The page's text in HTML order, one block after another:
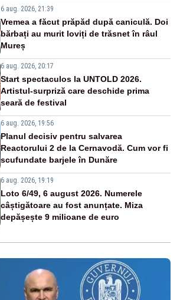
6 aug. 2026, 21:39
Vremea a făcut prăpăd după caniculă. Doi
bărbați au murit loviți de trăsnet în râul
Mureș
6 aug. 2026, 20:17
Start spectaculos la UNTOLD 2026.
Artistul-surpriză care deschide prima
seară de festival
6 aug. 2026, 19:56
Planul decisiv pentru salvarea
Reactorului 2 de la Cernavodă. Cum vor fi
scufundate barjele în Dunăre
6 aug. 2026, 19:19
Loto 6/49, 6 august 2026. Numerele
câștigătoare au fost anunțate. Miza
depășește 9 milioane de euro